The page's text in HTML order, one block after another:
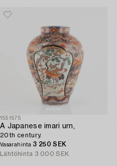
1551575
A Japanese imari urn,
20th century.
Vasarahinta 3 250 SEK
Lähtöhinta 3 000 SEK